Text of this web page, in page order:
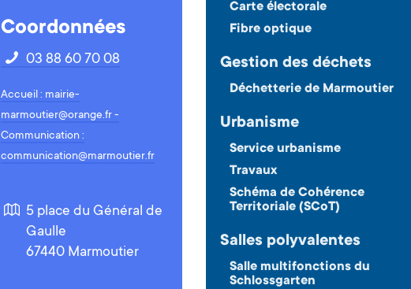
Coordonnées
03 88 60 70 08
Accueil : mairie-
marmoutier@orange.fr -
Communication :
communication@marmoutier.fr
5 place du Général de
Gaulle
67440 Marmoutier
Carte électorale
Fibre optique
Gestion des déchets
Déchetterie de Marmoutier
Urbanisme
Service urbanisme
Travaux
Schéma de Cohérence
Territoriale (SCoT)
Salles polyvalentes
Salle multifonctions du
Schlossgarten